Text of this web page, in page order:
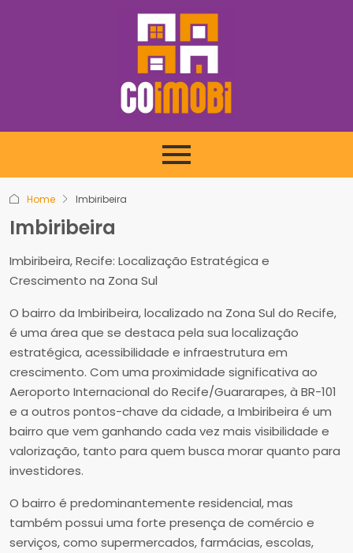
Home Imbiribeira
Imbiribeira
Imbiribeira, Recife: Localização Estratégica e
Crescimento na Zona Sul
O bairro da Imbiribeira, localizado na Zona Sul do Recife,
é uma área que se destaca pela sua localização
estratégica, acessibilidade e infraestrutura em
crescimento. Com uma proximidade significativa ao
Aeroporto Internacional do Recife/Guararapes, à BR-101
e a outros pontos-chave da cidade, a Imbiribeira é um
bairro que vem ganhando cada vez mais visibilidade e
valorização, tanto para quem busca morar quanto para
investidores.
O bairro é predominantemente residencial, mas
também possui uma forte presença de comércio e
serviços, como supermercados, farmácias, escolas,